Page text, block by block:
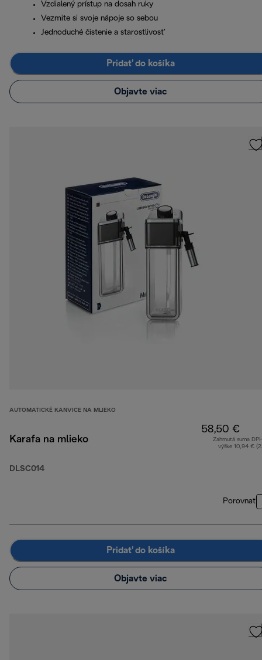
Vzdialený prístup na dosah ruky
Vezmite si svoje nápoje so sebou
Jednoduché čistenie a starostlivosť
Pridať do košíka
Objavte viac
AUTOMATICKÉ KANVICE NA MLIEKO
Karafa na mlieko
DLSC014
58,50 €
Zahrnutá suma
výške 10,94 €
Porovnať
Pridať do košíka
Objavte viac